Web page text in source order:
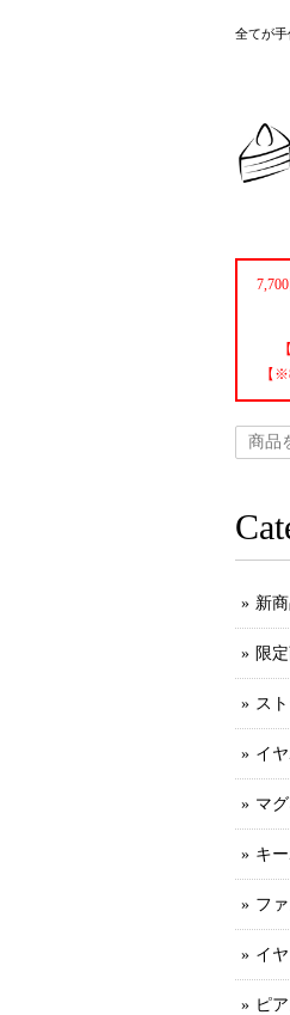
全てが手
【
新
限
ス
イ
マ
キ
フ
イ
ピ